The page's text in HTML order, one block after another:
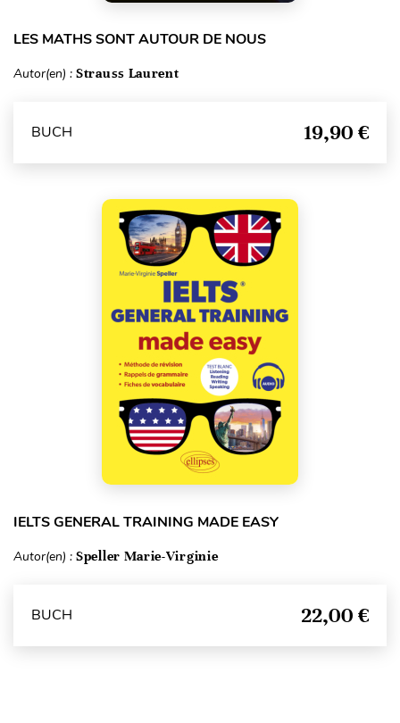
LES MATHS SONT AUTOUR DE NOUS
Autor(en) : Strauss Laurent
BUCH 19,90 €
IELTS GENERAL TRAINING MADE EASY
Autor(en) : Speller Marie-Virginie
BUCH 22,00 €